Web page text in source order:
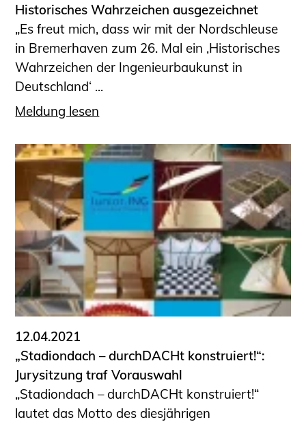
Presse
Kontakt und Anfahrt
Impressum
Datenschutz
Ingenieurakademie West
Historisches Wahrzeichen ausgezeichnet
„Es freut mich, dass wir mit der Nordschleuse
in Bremerhaven zum 26. Mal ein ‚Historisches
Wahrzeichen der Ingenieurbaukunst in
Deutschland‘ ...
Meldung lesen
12.04.2021
„Stadiondach – durchDACHt konstruiert!“:
Jurysitzung traf Vorauswahl
„Stadiondach – durchDACHt konstruiert!“
lautet das Motto des diesjährigen